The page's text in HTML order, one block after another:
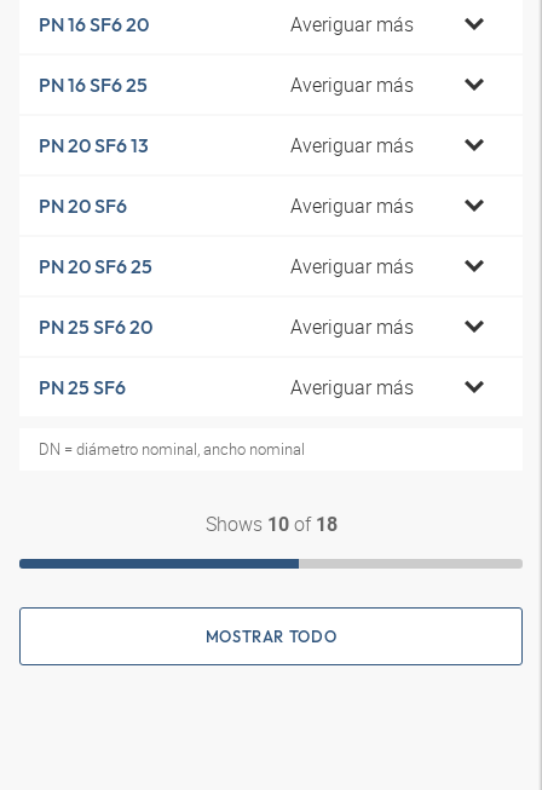
PN 16 SF6 20 Averiguar más
PN 16 SF6 25 Averiguar más
PN 20 SF6 13 Averiguar más
PN 20 SF6 Averiguar más
PN 20 SF6 25 Averiguar más
PN 25 SF6 20 Averiguar más
PN 25 SF6 Averiguar más
DN = diámetro nominal, ancho nominal
Shows 10of 18
MOSTRAR TODO